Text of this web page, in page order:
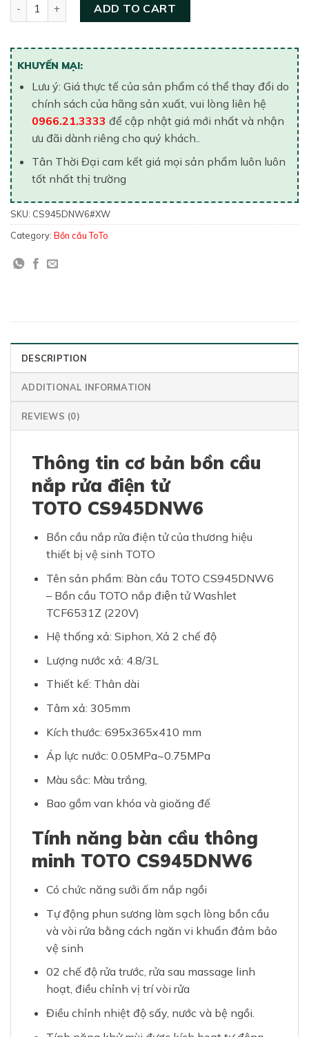
ADD TO CART
KHUYẾN MẠI:
Lưu ý: Giá thực tế của sản phẩm có thể thay đổi do
chính sách của hãng sản xuất, vui lòng liên hệ
0966.21.3333 để cập nhật giá mới nhất và nhận
ưu đãi dành riêng cho quý khách..
Tân Thời Đại cam kết giá mọi sản phẩm luôn luôn
tốt nhất thị trường
SKU: CS945DNW6#XW
Category: Bồn cầu ToTo
DESCRIPTION
ADDITIONAL INFORMATION
REVIEWS (0)
Thông tin cơ bản bồn cầu
nắp rửa điện tử
TOTO CS945DNW6
Bồn cầu nắp rửa điện tử của thương hiệu
thiết bị vệ sinh TOTO
Tên sản phẩm: Bàn cầu TOTO CS945DNW6
– Bồn cầu TOTO nắp điện tử Washlet
TCF6531Z (220V)
Hệ thống xả: Siphon, Xả 2 chế độ
Lượng nước xả: 4.8/3L
Thiết kế: Thân dài
Tâm xả: 305mm
Kích thước: 695x365x410 mm
Áp lực nước: 0.05MPa~0.75MPa
Màu sắc: Màu trắng,
Bao gồm van khóa và gioăng đế
Tính năng bàn cầu thông
minh TOTO CS945DNW6
Có chức năng sưởi ấm nắp ngồi
Tự động phun sương làm sạch lòng bồn cầu
và vòi rửa bằng cách ngăn vi khuẩn đảm bảo
vệ sinh
02 chế độ rửa trước, rửa sau massage linh
hoạt, điều chỉnh vị trí vòi rửa
Điều chỉnh nhiệt độ sấy, nước và bệ ngồi.